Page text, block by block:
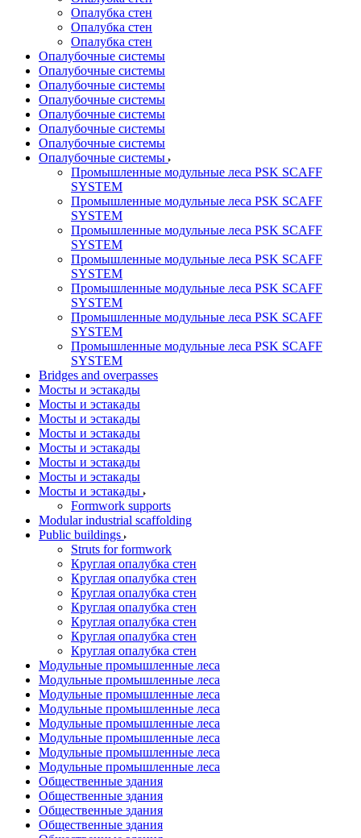
Опалубка стен
Опалубка стен
Опалубка стен
Опалубочные системы
Опалубочные системы
Опалубочные системы
Опалубочные системы
Опалубочные системы
Опалубочные системы
Опалубочные системы
Опалубочные системы
Промышленные модульные леса PSK SCAFF
SYSTEM
Промышленные модульные леса PSK SCAFF
SYSTEM
Промышленные модульные леса PSK SCAFF
SYSTEM
Промышленные модульные леса PSK SCAFF
SYSTEM
Промышленные модульные леса PSK SCAFF
SYSTEM
Промышленные модульные леса PSK SCAFF
SYSTEM
Промышленные модульные леса PSK SCAFF
SYSTEM
Bridges and overpasses
Мосты и эстакады
Мосты и эстакады
Мосты и эстакады
Мосты и эстакады
Мосты и эстакады
Мосты и эстакады
Мосты и эстакады
Мосты и эстакады
Formwork supports
Modular industrial scaffolding
Public buildings
Struts for formwork
Круглая опалубка стен
Круглая опалубка стен
Круглая опалубка стен
Круглая опалубка стен
Круглая опалубка стен
Круглая опалубка стен
Круглая опалубка стен
Модульные промышленные леса
Модульные промышленные леса
Модульные промышленные леса
Модульные промышленные леса
Модульные промышленные леса
Модульные промышленные леса
Модульные промышленные леса
Модульные промышленные леса
Общественные здания
Общественные здания
Общественные здания
Общественные здания